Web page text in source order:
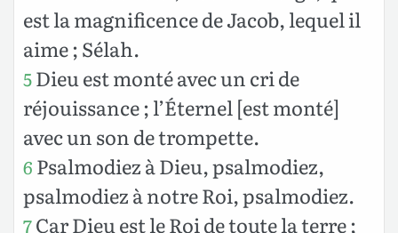
est la magnificence de Jacob, lequel il
aime ; Sélah.
5Dieu est monté avec un cri de
réjouissance ; l’Éternel [est monté]
avec un son de trompette.
6 Psalmodiez à Dieu, psalmodiez,
psalmodiez à notre Roi, psalmodiez.
7Car Dieu est le Roi de toute la terre ;